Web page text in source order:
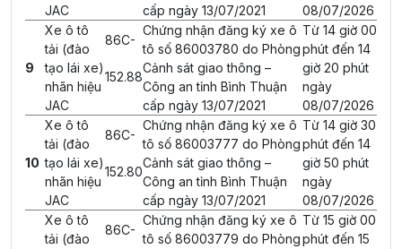
JAC
cấp ngày 13/07/2021
08/07/2026
9
Xe ô tô
tải (đào
tạo lái xe)
nhãn hiệu
JAC
86C-
152.88
Chứng nhận đăng ký xe ô
tô số 86003780 do Phòng
Cảnh sát giao thông –
Công an tỉnh Bình Thuận
cấp ngày 13/07/2021
Từ 14 giờ 00
phút đến 14
giờ 20 phút
ngày
08/07/2026
10
Xe ô tô
tải (đào
tạo lái xe)
nhãn hiệu
JAC
86C-
152.80
Chứng nhận đăng ký xe ô
tô số 86003777 do Phòng
Cảnh sát giao thông –
Công an tỉnh Bình Thuận
cấp ngày 13/07/2021
Từ 14 giờ 30
phút đến 14
giờ 50 phút
ngày
08/07/2026
Xe ô tô
tải (đào
86C-
Chứng nhận đăng ký xe ô
tô số 86003779 do Phòng
Từ 15 giờ 00
phút đến 15